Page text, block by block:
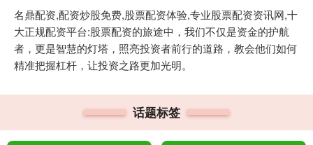
名鼎配资,配资炒股免费,股票配资体验,专业股票配资资讯网,十
大正规配资平台:股票配资的旅途中，我们不仅是资金的护航
者，更是智慧的灯塔，照亮投资者前行的道路，教会他们如何
精准把握杠杆，让投资之路更加光明。
话题标签